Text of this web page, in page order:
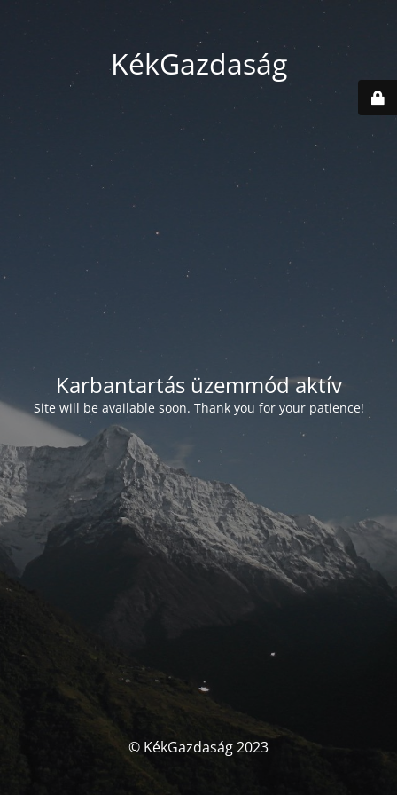
KékGazdaság
Karbantartás üzemmód aktív
Site will be available soon. Thank you for your patience!
© KékGazdaság 2023